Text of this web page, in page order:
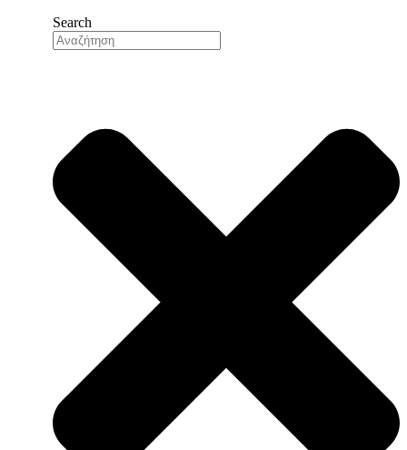
ΟΙ ΑΝΘΡΩΠΟΙ ΜΑΣ
ΤΟ ΔΙΚΤΥΟ ΕΞΑΓΩΓΩΝ ΜΑΣ
ΠΑΡΑΓΩΓΗ
ΑΥΤΟΜΑΤΙΣΜΟΙ &
ΕΥΕΛΙΞΙΑ &
LOGISTIC CENTER
ΕΓΚΑΤΑΣΤΑΣΕΙΣ ΞΗΡΩΝ
Search